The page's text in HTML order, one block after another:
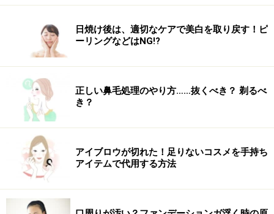
日焼け後は、適切なケアで美白を取り戻す！ピ
ーリングなどはNG!?
正しい鼻毛処理のやり方……抜くべき？ 剃るべ
き？
アイブロウが切れた！足りないコスメを手持ち
アイテムで代用する方法